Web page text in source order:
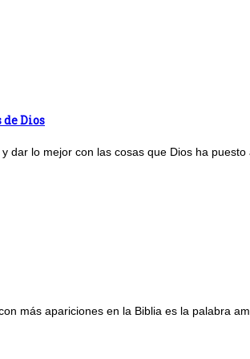
Dios
dar lo mejor con las cosas que Dios ha
más apariciones en la Biblia es la palabra